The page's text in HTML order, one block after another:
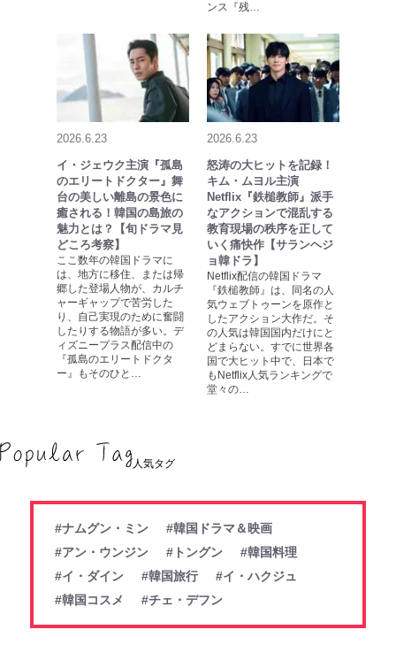
ンス『残…
2026.6.23
イ・ジェウク主演『孤島
のエリートドクター』舞
台の美しい離島の景色に
癒される！韓国の島旅の
魅力とは？【旬ドラマ見
どころ考察】
ここ数年の韓国ドラマに
は、地方に移住、または帰
郷した登場人物が、カルチ
ャーギャップで苦労した
り、自己実現のために奮闘
したりする物語が多い。デ
ィズニープラス配信中の
『孤島のエリートドクタ
ー』もそのひと…
2026.6.23
怒涛の大ヒットを記録！
キム・ムヨル主演
Netflix『鉄槌教師』派手
なアクションで混乱する
教育現場の秩序を正して
いく痛快作【サランヘジ
ョ韓ドラ】
Netflix配信の韓国ドラマ
『鉄槌教師』は、同名の人
気ウェブトゥーンを原作と
したアクション大作だ。そ
の人気は韓国国内だけにと
どまらない。すでに世界各
国で大ヒット中で、日本で
もNetflix人気ランキングで
堂々の…
人気タグ
#ナムグン・ミン
#韓国ドラマ＆映画
#アン・ウンジン
#トングン
#韓国料理
#イ・ダイン
#韓国旅行
#イ・ハクジュ
#韓国コスメ
#チェ・デフン